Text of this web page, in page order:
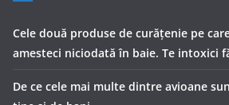
Cele două produse de curăţenie pe
amesteci niciodată în baie. Te intoxici
De ce cele mai multe dintre avioane